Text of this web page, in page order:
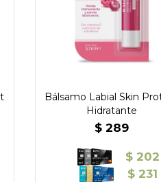
Bálsamo Labial Skin
Hidratante
$ 289
$ 202
$ 231